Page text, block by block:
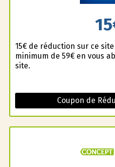
15€ de réduction sur ce
minimum de 59€ en vous
site.
Coupon de